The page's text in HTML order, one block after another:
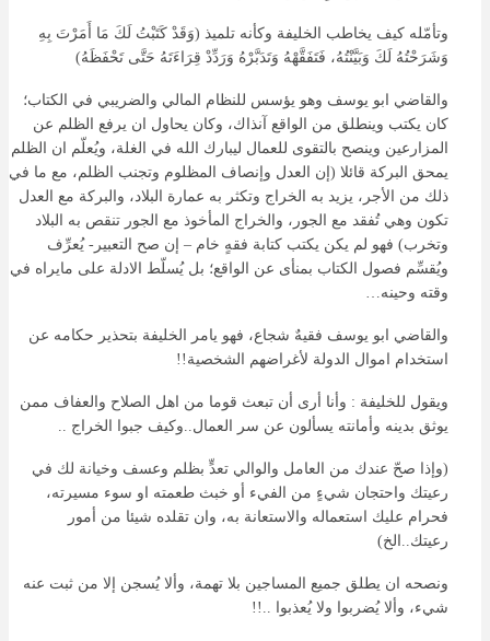
وتأمّله كيف يخاطب الخليفة وكأنه تلميذ (وَقَدْ كَتَبْتُ لَكَ مَا أَمَرْتَ بِهِ
وَشَرَحْتُهُ لَكَ وَبَيَّنْتُهُ، فَتَفَقَّهْهُ وَتَدَبَّرْهُ وَرَدِّدْ قِرَاءَتَهُ حَتَّى تَحْفَظَهُ)
والقاضي ابو يوسف وهو يؤسس للنظام المالي والضريبي في الكتاب؛
كان يكتب وينطلق من الواقع آنذاك، وكان يحاول ان يرفع الظلم عن
المزارعين وينصح بالتقوى للعمال ليبارك الله في الغلة، ويُعلّم ان الظلم
يمحق البركة قائلا (إن العدل وإنصاف المظلوم وتجنب الظلم، مع ما في
ذلك من الأجر، يزيد به الخراج وتكثر به عمارة البلاد، والبركة مع العدل
تكون وهي تُفقد مع الجور، والخراج المأخوذ مع الجور تنقص به البلاد
وتخرب) فهو لم يكن يكتب كتابة فقهٍ خام – إن صح التعبير- يُعرِّف
ويُقسِّم فصول الكتاب بمنأى عن الواقع؛ بل يُسلّط الادلة على مايراه في
وقته وحينه…
والقاضي ابو يوسف فقيهٌ شجاع، فهو يامر الخليفة بتحذير حكامه عن
استخدام اموال الدولة لأغراضهم الشخصية!!
ويقول للخليفة : وأنا أرى أن تبعث قوما من اهل الصلاح والعفاف ممن
يوثق بدينه وأمانته يسألون عن سر العمال..وكيف جبوا الخراج ..
(وإذا صحّ عندك من العامل والوالي تعدٍّ بظلم وعسف وخيانة لك في
رعيتك واحتجان شيءٍ من الفيء أو خبث طعمته او سوء مسيرته،
فحرام عليك استعماله والاستعانة به، وان تقلده شيئا من أمور
رعيتك..الخ)
ونصحه ان يطلق جميع المساجين بلا تهمة، وألا يُسجن إلا من ثبت عنه
شيء، وألا يُضربوا ولا يُعذبوا ..!!